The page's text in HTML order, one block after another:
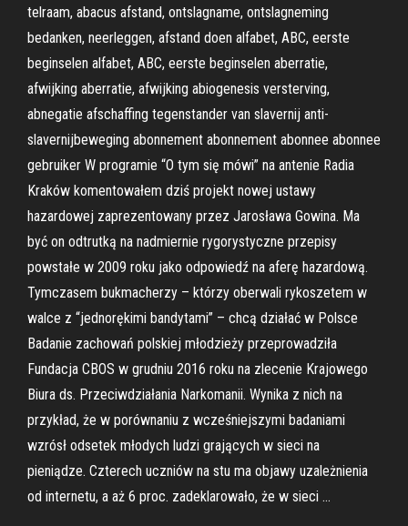
telraam, abacus afstand, ontslagname, ontslagneming
bedanken, neerleggen, afstand doen alfabet, ABC, eerste
beginselen alfabet, ABC, eerste beginselen aberratie,
afwijking aberratie, afwijking abiogenesis versterving,
abnegatie afschaffing tegenstander van slavernij anti-
slavernijbeweging abonnement abonnement abonnee abonnee
gebruiker W programie “O tym się mówi” na antenie Radia
Kraków komentowałem dziś projekt nowej ustawy
hazardowej zaprezentowany przez Jarosława Gowina. Ma
być on odtrutką na nadmiernie rygorystyczne przepisy
powstałe w 2009 roku jako odpowiedź na aferę hazardową.
Tymczasem bukmacherzy – którzy oberwali rykoszetem w
walce z “jednorękimi bandytami” – chcą działać w Polsce
Badanie zachowań polskiej młodzieży przeprowadziła
Fundacja CBOS w grudniu 2016 roku na zlecenie Krajowego
Biura ds. Przeciwdziałania Narkomanii. Wynika z nich na
przykład, że w porównaniu z wcześniejszymi badaniami
wzrósł odsetek młodych ludzi grających w sieci na
pieniądze. Czterech uczniów na stu ma objawy uzależnienia
od internetu, a aż 6 proc. zadeklarowało, że w sieci …